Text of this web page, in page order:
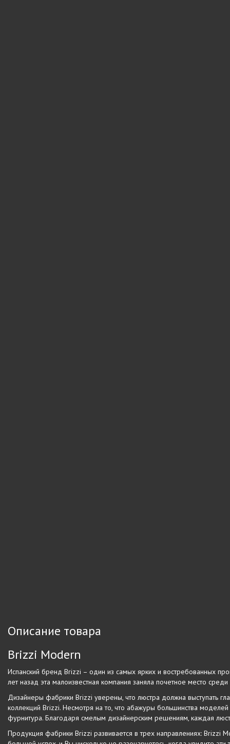
Описание товара
Brizzi Modern
Испанский бренд Brizzi – один из самых ярких и востребованных
лет назад эта малоизвестная компания заняла почетное место
Дизайнеры фабрики Brizzi уверены, что люстра должна выступать
коллекций Brizzi. Несмотря на то, что абажуры большинства
фурнитура. Благодаря смелым дизайнерским решениям, каждая
Продукция фабрики Brizzi развивается в трех направлениях: Brizzi